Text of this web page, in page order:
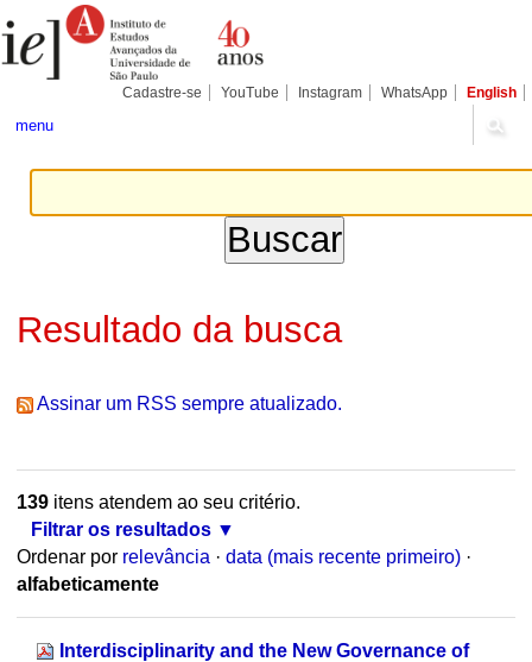
para
conteúdo.
Pessoais
Cadastre-se YouTube Instagram WhatsApp English
menu
Resultado da busca
Assinar um RSS sempre atualizado.
139itens atendem ao seu critério.
Filtrar os resultados
Ordenar por relevância · data (mais recente primeiro) ·
alfabeticamente
Interdisciplinarity and the New Governance of